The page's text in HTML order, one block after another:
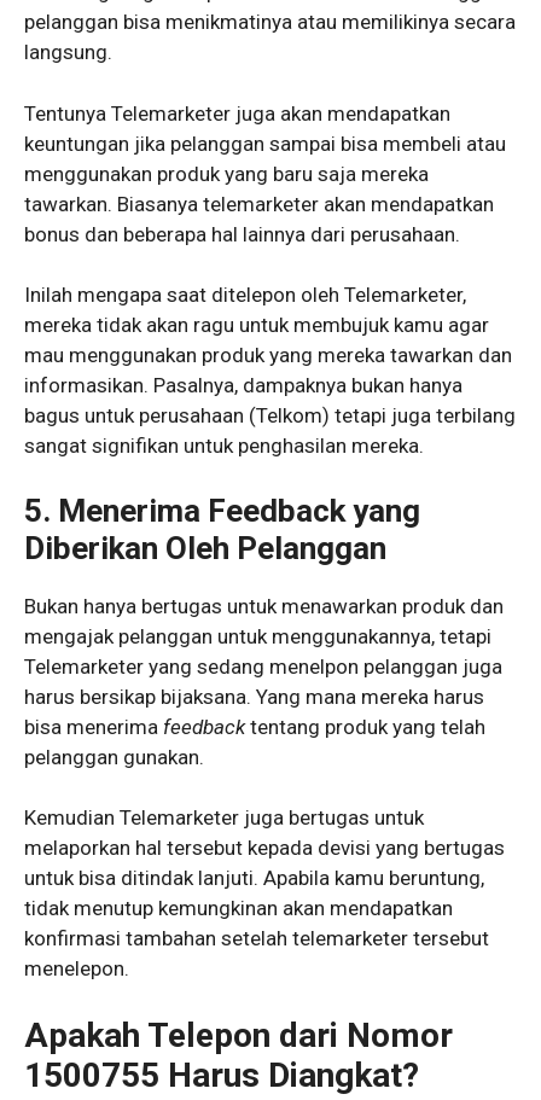
pelanggan bisa menikmatinya atau memilikinya secara
langsung.
Tentunya Telemarketer juga akan mendapatkan
keuntungan jika pelanggan sampai bisa membeli atau
menggunakan produk yang baru saja mereka
tawarkan. Biasanya telemarketer akan mendapatkan
bonus dan beberapa hal lainnya dari perusahaan.
Inilah mengapa saat ditelepon oleh Telemarketer,
mereka tidak akan ragu untuk membujuk kamu agar
mau menggunakan produk yang mereka tawarkan dan
informasikan. Pasalnya, dampaknya bukan hanya
bagus untuk perusahaan (Telkom) tetapi juga terbilang
sangat signifikan untuk penghasilan mereka.
5. Menerima Feedback yang
Diberikan Oleh Pelanggan
Bukan hanya bertugas untuk menawarkan produk dan
mengajak pelanggan untuk menggunakannya, tetapi
Telemarketer yang sedang menelpon pelanggan juga
harus bersikap bijaksana. Yang mana mereka harus
bisa menerima feedbacktentang produk yang telah
pelanggan gunakan.
Kemudian Telemarketer juga bertugas untuk
melaporkan hal tersebut kepada devisi yang bertugas
untuk bisa ditindak lanjuti. Apabila kamu beruntung,
tidak menutup kemungkinan akan mendapatkan
konfirmasi tambahan setelah telemarketer tersebut
menelepon.
Apakah Telepon dari Nomor
1500755 Harus Diangkat?